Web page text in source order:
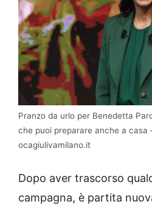
Pranzo da urlo per Benedetta
che puoi preparare anche a casa
ocagiulivamilano.it
Dopo aver trascorso
campagna, è partita